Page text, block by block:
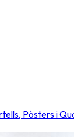
Pòsters i